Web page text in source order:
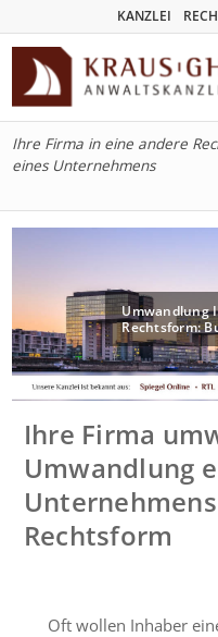
KANZLEI
Ihre Firma in eine andere
eines Unternehmens
Umwandlung
Rechtsform:
Ihre Firma
Umwandlung
Rechtsform
Oft wollen Inhaber